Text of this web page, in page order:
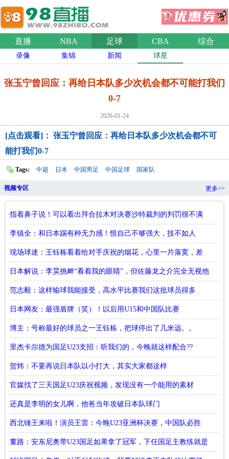
直播 NBA 足球 CBA 综合
录像 集锦 新闻 球星
张玉宁曾回应：再给日本队多少次机会都不可能打我们
0-7
2026-01-24
[点击观看]： 张玉宁曾回应：再给日本队多少次机会都不可
能打我们0-7
Tags: 中超 日本 中国男足 中国足球 国家队
视频专区 更多>>
指着鼻子说！可以看出拜合拉木对决赛沙特裁判的判罚很不满
意
李镇全：和日本踢有种无力感！恨自己不够强大，技不如人
现场球迷：王钰栋看着给对手庆祝的烟花，心里一片落寞，差
点落泪
日本解说：李昊挑衅“看着我的眼睛”，但佐藤龙之介完全无视他
范志毅：这样输球我能接受，高水平比赛我们这批球员得多
踢！
日本网友：最强盾牌（笑）！以后用U15和中国队比赛
博主：号称最好的球员之一王钰栋，把球停出了几米远。。
里杰卡尔德为国足U23支招：听我们的，今晚就这样配合??
贺炜：不要再说日本队以小打大，其实大家都这样
官媒找了三天国足U23庆祝视频，发现没有一个能用的素材
还真是李明的女儿啊，他爸当年攻破日本队球门
西北锤王来啦！演员王雷：今晚U23亚洲杯决赛，中国队必胜
董路：安东尼奥带U23国足如果拿了冠军，下任国足主教练就是